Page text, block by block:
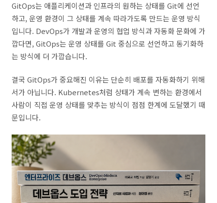
GitOps는 애플리케이션과 인프라의 원하는 상태를 Git에 선언
하고, 운영 환경이 그 상태를 계속 따라가도록 만드는 운영 방식
입니다. DevOps가 개발과 운영의 협업 방식과 자동화 문화에 가
깝다면, GitOps는 운영 상태를 Git 중심으로 선언하고 동기화하
는 방식에 더 가깝습니다.
결국 GitOps가 중요해진 이유는 단순히 배포를 자동화하기 위해
서가 아닙니다. Kubernetes처럼 상태가 계속 변하는 환경에서
사람이 직접 운영 상태를 맞추는 방식이 점점 한계에 도달했기 때
문입니다.